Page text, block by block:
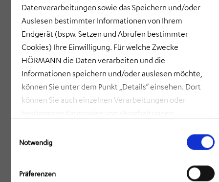
Datenverarbeitungen sowie das Speichern und/oder
Auslesen bestimmter Informationen von Ihrem
Endgerät (bspw. Setzen und Abrufen bestimmter
Cookies) Ihre Einwilligung. Für welche Zwecke
HÖRMANN die Daten verarbeiten und die
Informationen speichern und/oder auslesen möchte,
können Sie unter dem Punkt „Details“ einsehen. Dort
können Sie auch einzelnen Verarbeitungen oder
Sie ein, dass HÖRMANN alle der erläuterten
Informationen speichern sowie auslesen und damit
zusammenhängende Datenverarbeitungen vornehmen
darf, die nicht ohnehin unbedingt erforderlich sind,
Notwendig
Präferenzen